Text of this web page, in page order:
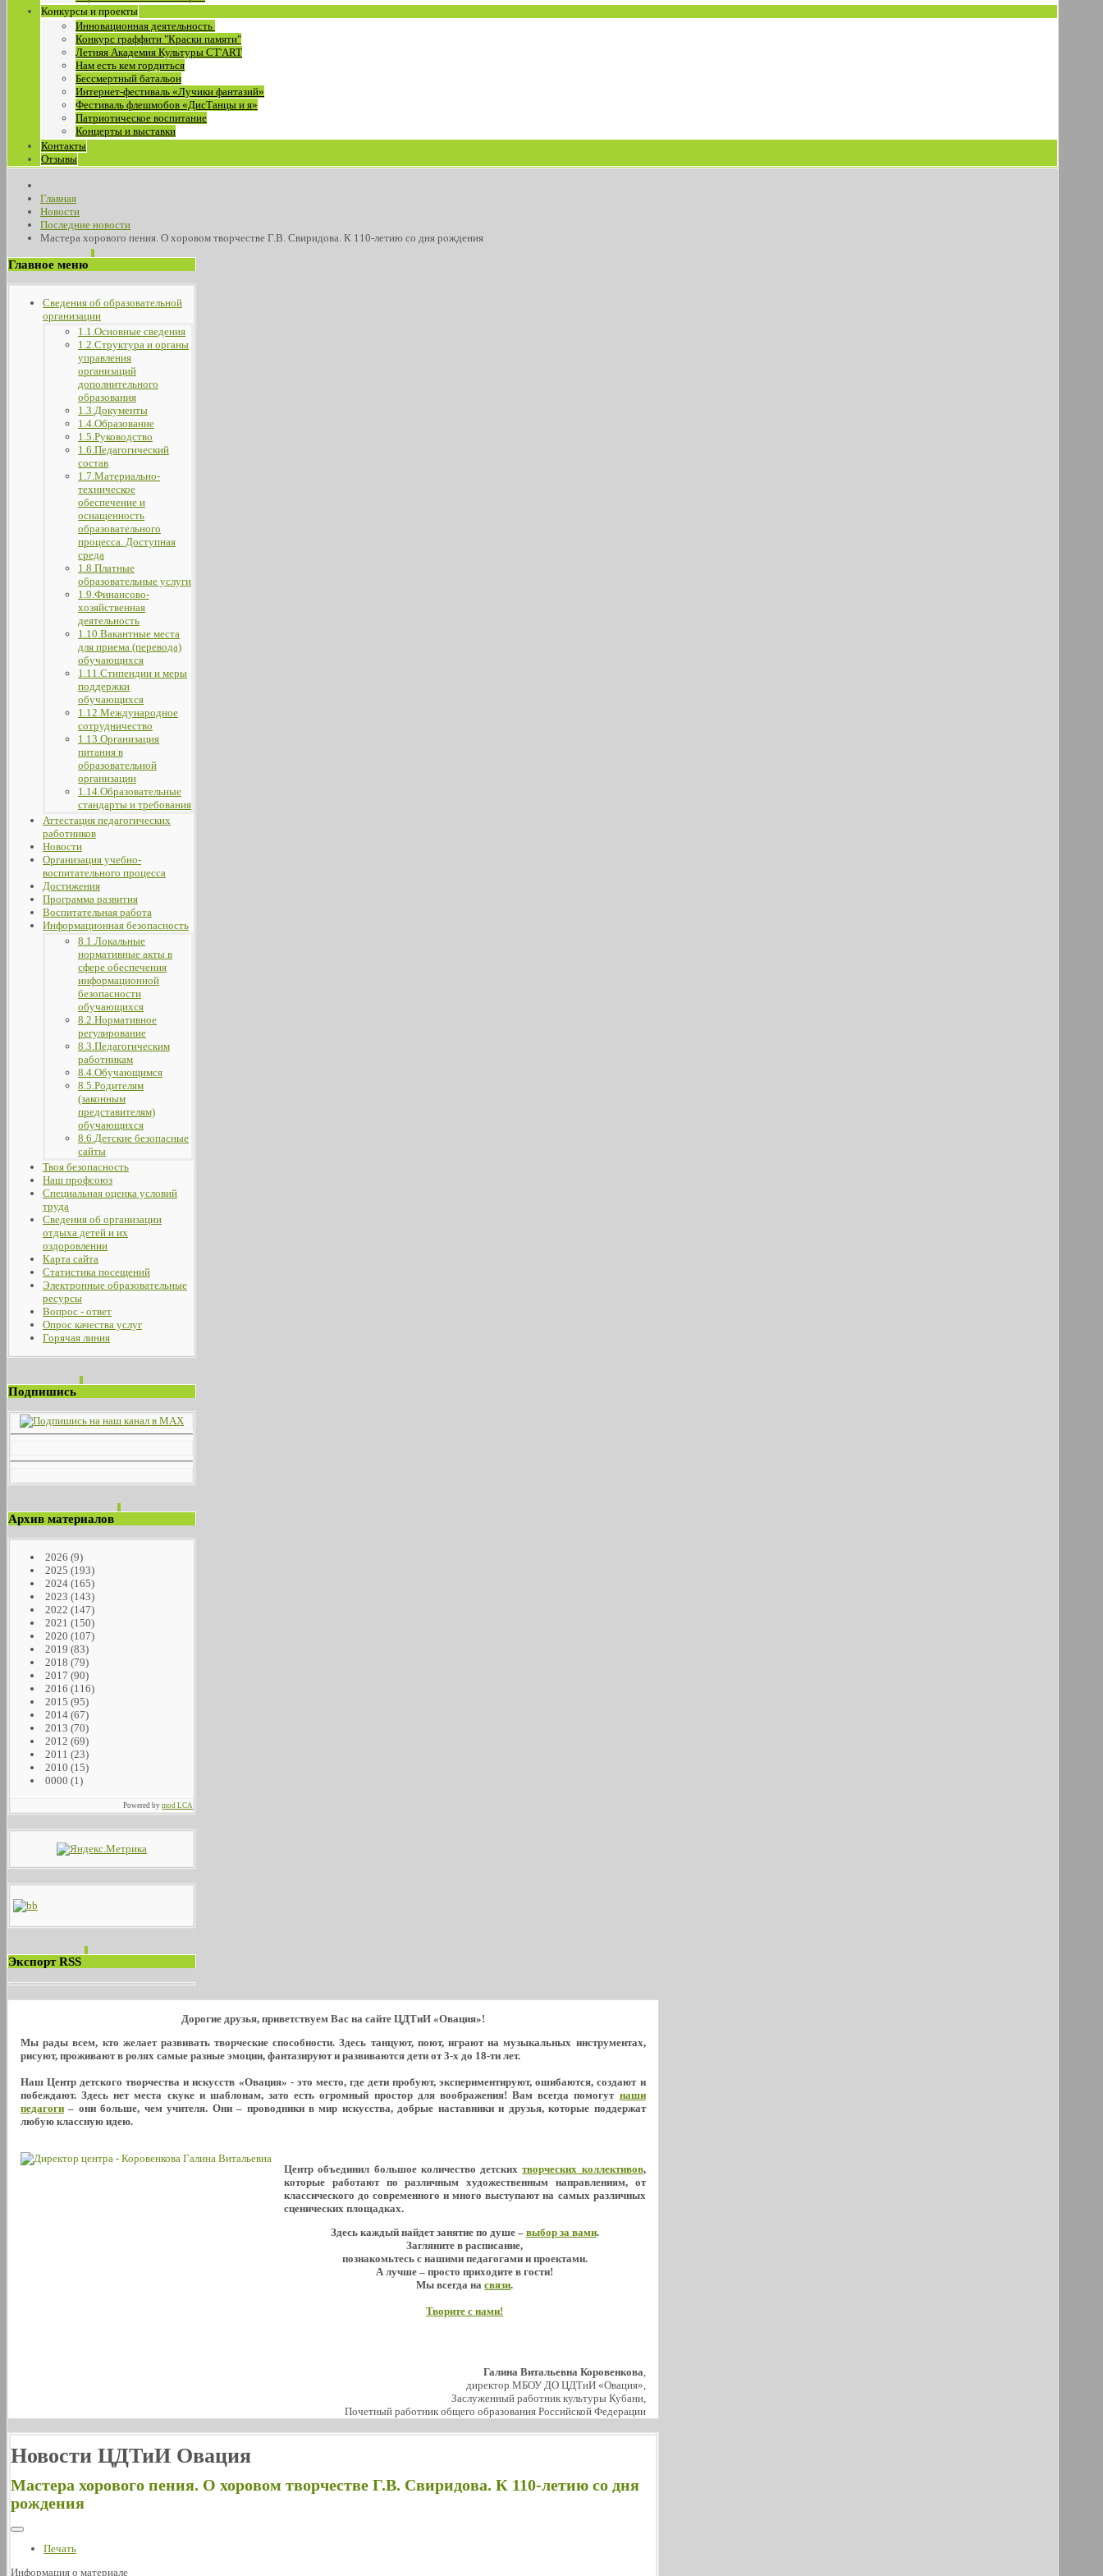
Конкурсы и проекты
Инновационная деятельность
Конкурс граффити "Краски памяти"
Летняя Академия Культуры СТ'ART
Нам есть кем гордиться
Бессмертный батальон
Интернет-фестиваль «Лучики фантазий»
Фестиваль флешмобов «ДисТанцы и я»
Патриотическое воспитание
Концерты и выставки
Контакты
Отзывы
Главная
Новости
Последние новости
Мастера хорового пения. О хоровом творчестве Г.В. Свиридова. К 110-летию со дня рождения
Главное меню
Сведения об образовательной
организации
1.1.Основные сведения
1.2.Структура и органы
управления
организаций
дополнительного
образования
1.3.Документы
1.4.Образование
1.5.Руководство
1.6.Педагогический
состав
1.7.Материально-
техническое
обеспечение и
оснащенность
образовательного
процесса. Доступная
среда
1.8.Платные
образовательные услуги
1.9.Финансово-
хозяйственная
деятельность
1.10.Вакантные места
для приема (перевода)
обучающихся
1.11.Стипендии и меры
поддержки
обучающихся
1.12.Международное
сотрудничество
1.13.Организация
питания в
образовательной
организации
1.14.Образовательные
стандарты и требования
Аттестация педагогических
работников
Новости
Организация учебно-
воспитательного процесса
Достижения
Программа развития
Воспитательная работа
Информационная безопасность
8.1.Локальные
нормативные акты в
сфере обеспечения
информационной
безопасности
обучающихся
8.2.Нормативное
регулирование
8.3.Педагогическим
работникам
8.4.Обучающимся
8.5.Родителям
(законным
представителям)
обучающихся
8.6.Детские безопасные
сайты
Твоя безопасность
Наш профсоюз
Специальная оценка условий
труда
Сведения об организации
отдыха детей и их
оздоровлении
Карта сайта
Статистика посещений
Электронные образовательные
ресурсы
Вопрос - ответ
Опрос качества услуг
Горячая линия
Подпишись
Архив материалов
2026 (9)
2025 (193)
2024 (165)
2023 (143)
2022 (147)
2021 (150)
2020 (107)
2019 (83)
2018 (79)
2017 (90)
2016 (116)
2015 (95)
2014 (67)
2013 (70)
2012 (69)
2011 (23)
2010 (15)
0000 (1)
Powered bymod LCA
Экспорт RSS
Дорогие друзья, приветствуем Вас на сайте ЦДТиИ «Овация»!
Мы рады всем, кто желает развивать творческие способности. Здесь танцуют, поют, играют на музыкальных инструментах,
рисуют, проживают в ролях самые разные эмоции, фантазируют и развиваются дети от 3-х до 18-ти лет.
Наш Центр детского творчества и искусств «Овация» - это место, где дети пробуют, экспериментируют, ошибаются, создают и
побеждают. Здесь нет места скуке и шаблонам, зато есть огромный простор для воображения! Вам всегда помогут наши
педагоги – они больше, чем учителя. Они – проводники в мир искусства, добрые наставники и друзья, которые поддержат
любую классную идею.
Центр объединил большое количество детскихтворческих коллективов,
которые работают по различным художественным направлениям, от
классического до современного и много выступают на самых различных
сценических площадках.
Здесь каждый найдет занятие по душе – выбор за вами.
Загляните в расписание,
познакомьтесь с нашими педагогами и проектами.
А лучше – просто приходите в гости!
Мы всегда насвязи.
Творите с нами!
Галина Витальевна Коровенкова
директор МБОУ ДО ЦДТиИ «Овация»,
Заслуженный работник культуры Кубани,
Почетный работник общего образования Российской Федерации
Новости ЦДТиИ Овация
Мастера хорового пения. О хоровом творчестве Г.В. Свиридова. К 110-летию со дня
рождения
Печать
Информация о материале